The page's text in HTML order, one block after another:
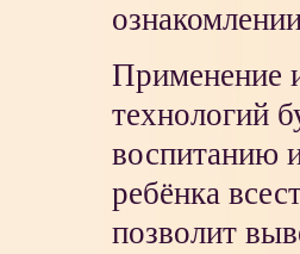
Применение
технологий
воспитанию
ребёнка
позволит